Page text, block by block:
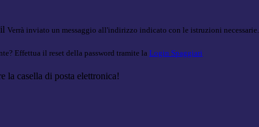
Verrà inviato un messaggio all'indirizzo indicato con le istruzioni necessarie.
Effettua il reset della password tramite la Login Spaggiari
la casella di posta elettronica!